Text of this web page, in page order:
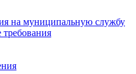
на муниципальную службу